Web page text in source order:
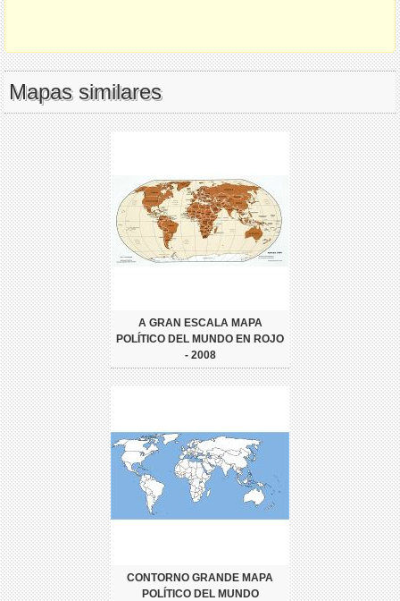
Mapas similares
A GRAN ESCALA MAPA
POLÍTICO DEL MUNDO EN ROJO
- 2008
CONTORNO GRANDE MAPA
POLÍTICO DEL MUNDO